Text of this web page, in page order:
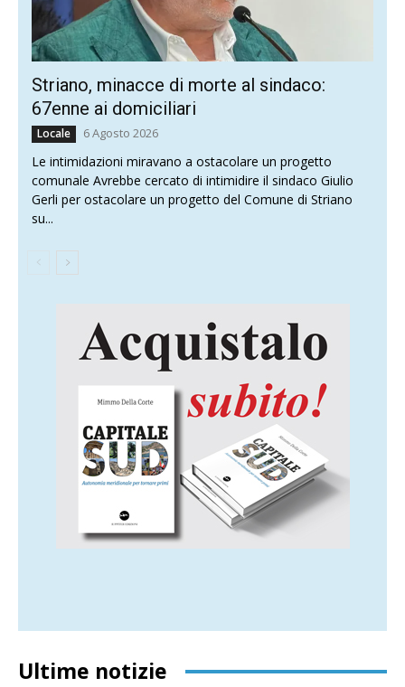
Striano, minacce di morte al sindaco:
67enne ai domiciliari
Locale 6 Agosto 2026
Le intimidazioni miravano a ostacolare un progetto
comunale Avrebbe cercato di intimidire il sindaco Giulio
Gerli per ostacolare un progetto del Comune di Striano
su...
Ultime notizie